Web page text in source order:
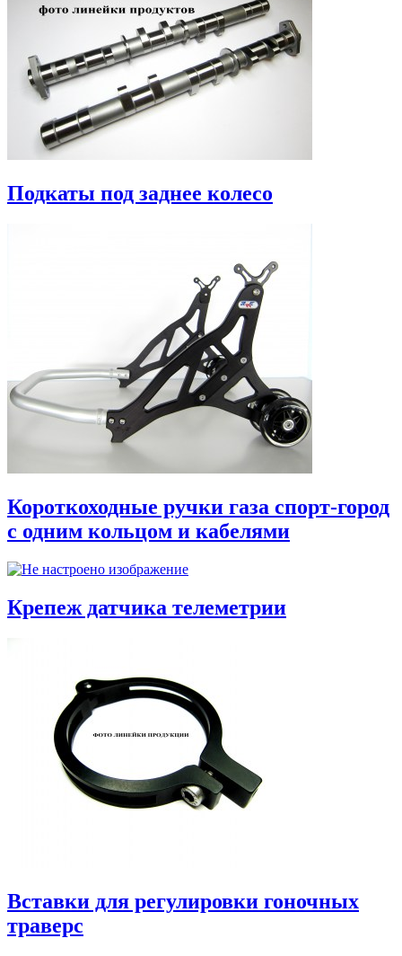
Подкаты под заднее колесо
Короткоходные ручки газа спорт-город
с одним кольцом и кабелями
Крепеж датчика телеметрии
Вставки для регулировки гоночных
траверс